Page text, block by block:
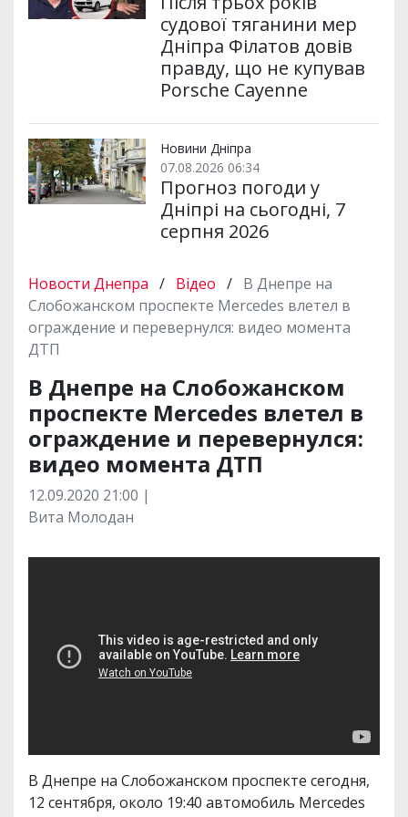
судової тяганини мер
Дніпра Філатов довів
правду, що не купував
Porsche Cayenne
Новини Дніпра
07.08.2026 06:34
Прогноз погоди у
Дніпрі на сьогодні, 7
серпня 2026
Новости Днепра / Відео / В Днепре на
Слобожанском проспекте Mercedes влетел в
ограждение и перевернулся: видео момента
ДТП
В Днепре на Слобожанском
проспекте Mercedes влетел в
ограждение и перевернулся:
видео момента ДТП
12.09.2020 21:00 |
Вита Молодан
В Днепре на Слобожанском проспекте сегодня,
12 сентября, около 19:40 автомобиль Mercedes